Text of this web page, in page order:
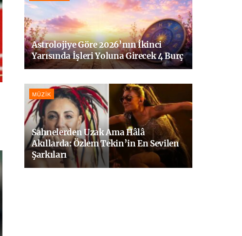
Astrolojiye Göre 2026’nın İkinci
Yarısında İşleri Yoluna Girecek 4 Burç
MÜZIK
Sahnelerden Uzak Ama Hâlâ
Akıllarda: Özlem Tekin’in En Sevilen
Şarkıları